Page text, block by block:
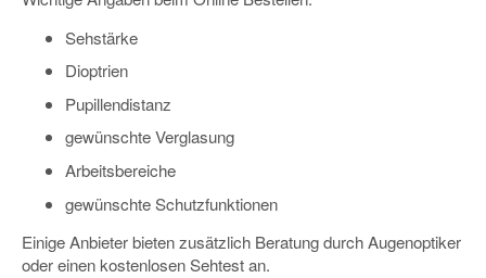
Sehstärke
Dioptrien
Pupillendistanz
gewünschte Verglasung
Arbeitsbereiche
gewünschte Schutzfunktionen
Einige Anbieter bieten zusätzlich Beratung durch Augenoptiker
oder einen kostenlosen Sehtest an.